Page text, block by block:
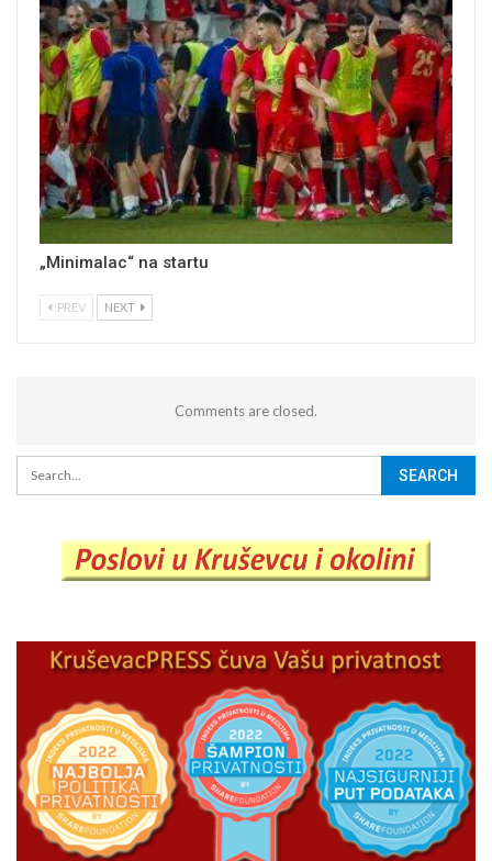
„Minimalac“ na startu
PREV NEXT
Comments are closed.